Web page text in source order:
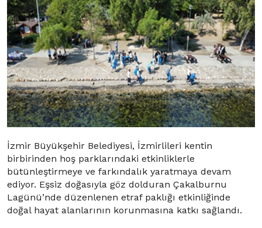
İzmir Büyükşehir Belediyesi, İzmirlileri kentin
birbirinden hoş parklarındaki etkinliklerle
bütünleştirmeye ve farkındalık yaratmaya devam
ediyor. Eşsiz doğasıyla göz dolduran Çakalburnu
Lagünü’nde düzenlenen etraf paklığı etkinliğinde
doğal hayat alanlarının korunmasına katkı sağlandı.